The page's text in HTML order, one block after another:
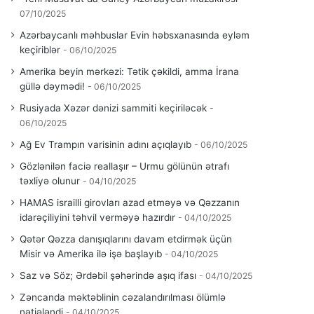
07/10/2025
Azərbaycanlı məhbuslar Evin həbsxanasında eyləm
keçiriblər
06/10/2025
Amerika beyin mərkəzi: Tətik çəkildi, amma İrana
güllə dəymədi!
06/10/2025
Rusiyada Xəzər dənizi sammiti keçiriləcək
06/10/2025
Ağ Ev Trampın varisinin adını açıqlayıb 06/10/2025
Gözlənilən faciə reallaşır – Urmu gölünün ətrafı
təxliyə olunur
04/10/2025
HAMAS israilli girovları azad etməyə və Qəzzanın
idarəçiliyini təhvil verməyə hazırdır
04/10/2025
Qətər Qəzza danışıqlarını davam etdirmək üçün
Misir və Amerika ilə işə başlayıb
04/10/2025
Saz və Söz; Ərdəbil şəhərində aşıq ifası 04/10/2025
Zəncanda məktəblinin cəzalandırılması ölümlə